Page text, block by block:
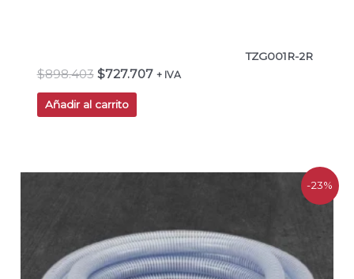
TZG001R-2R
$898.403 $727.707 + IVA
Añadir al carrito
-23%
$69.400.$53.100.